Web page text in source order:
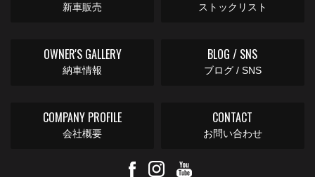
新車販売 ストックリスト
OWNER'S GALLERY
納車情報
BLOG / SNS
ブログ / SNS
COMPANY PROFILE
会社概要
CONTACT
お問い合わせ